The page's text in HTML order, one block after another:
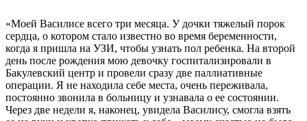
«Моей Василисе всего три месяца. У дочки тяжелый порок
сердца, о котором стало известно во время беременности,
когда я пришла на УЗИ, чтобы узнать пол ребенка. На второй
день после рождения мою девочку госпитализировали в
Бакулевский центр и провели сразу две паллиативные
операции. Я не находила себе места, очень переживала,
постоянно звонила в больницу и узнавала о ее состоянии.
Через две недели я, наконец, увидела Василису, смогла взять